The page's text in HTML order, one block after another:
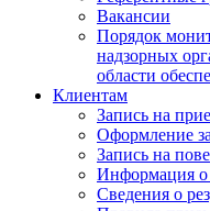
Вакансии
Порядок
надзорных
области
Клиентам
Запись на
Оформление
Запись на
Информация о
Сведения о